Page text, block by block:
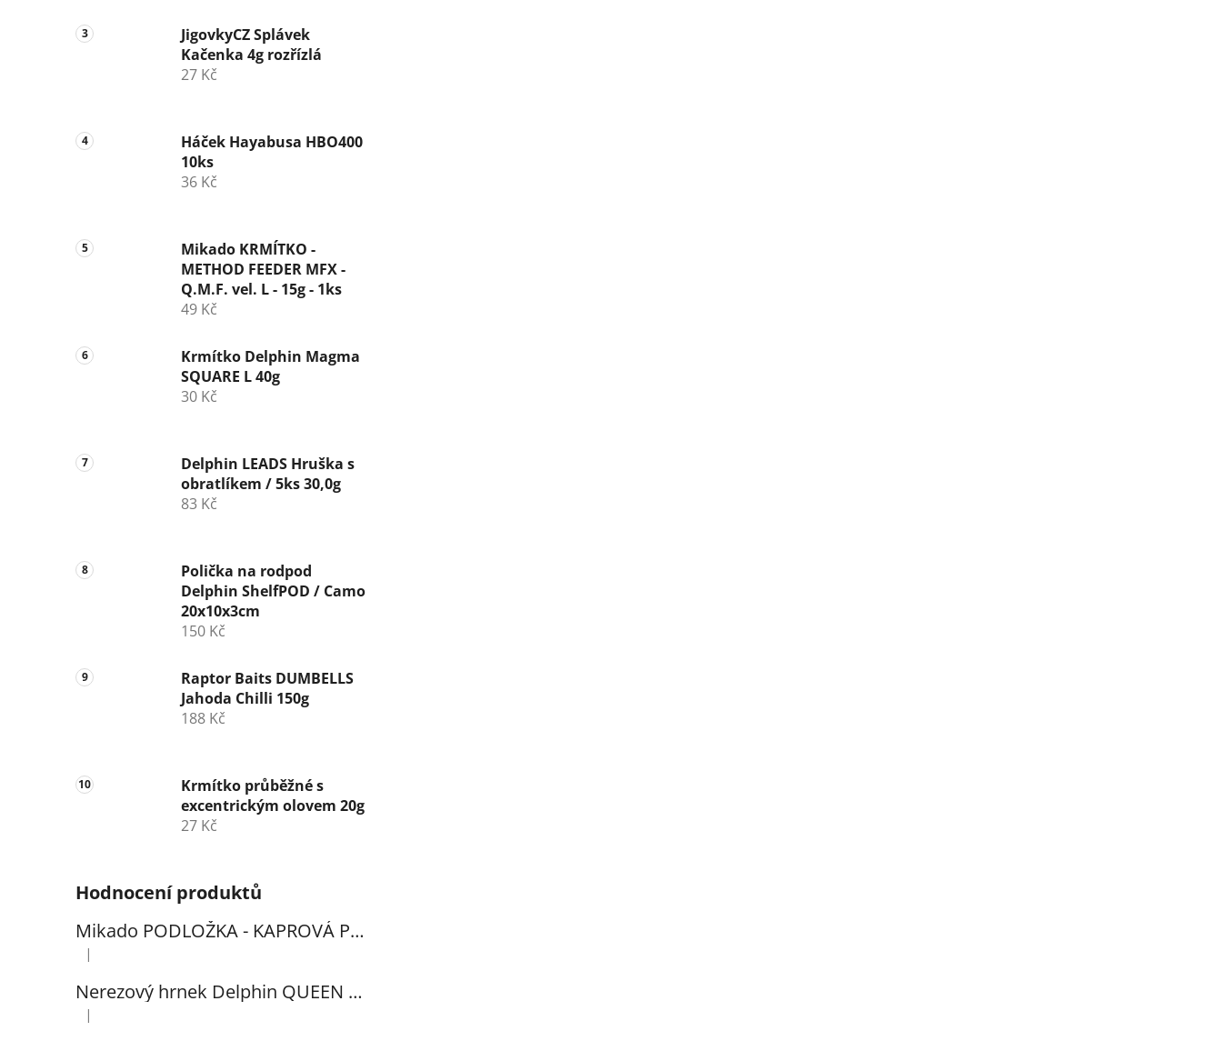
JigovkyCZ Splávek
Kačenka 4g rozřízlá
27 Kč
Háček Hayabusa HBO400
10ks
36 Kč
Mikado KRMÍTKO -
METHOD FEEDER MFX -
Q.M.F. vel. L - 15g - 1ks
49 Kč
Krmítko Delphin Magma
SQUARE L 40g
30 Kč
Delphin LEADS Hruška s
obratlíkem / 5ks 30,0g
83 Kč
Polička na rodpod
Delphin ShelfPOD / Camo
20x10x3cm
150 Kč
Raptor Baits DUMBELLS
Jahoda Chilli 150g
188 Kč
Krmítko průběžné s
excentrickým olovem 20g
27 Kč
Hodnocení produktů
Mikado PODLOŽKA - KAPROVÁ PRO VYHÁČKOVÁNÍ S METREM - (102x60cm) - 1ks
Hodnocení produktu je 5 z 5 hvězdiček.
|
Nerezový hrnek Delphin QUEEN 300ml
Hodnocení produktu je 5 z 5 hvězdiček.
|